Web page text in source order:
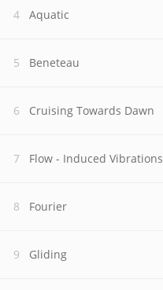
Aquatic
Beneteau
Cruising Towards Dawn
Flow - Induced Vibrations
Fourier
Gliding